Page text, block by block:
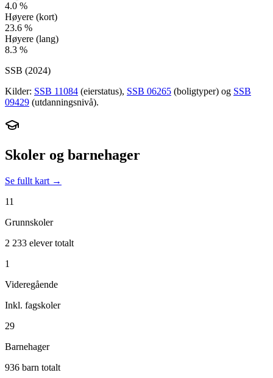
4.0 %
Høyere (kort)
23.6 %
Høyere (lang)
8.3 %
SSB (2024)
Kilder: SSB 11084 (eierstatus), SSB 06265 (boligtyper) og SSB
09429 (utdanningsnivå).
Skoler og barnehager
Se fullt kart →
11
Grunnskoler
2 233 elever totalt
1
Videregående
Inkl. fagskoler
29
Barnehager
936 barn totalt